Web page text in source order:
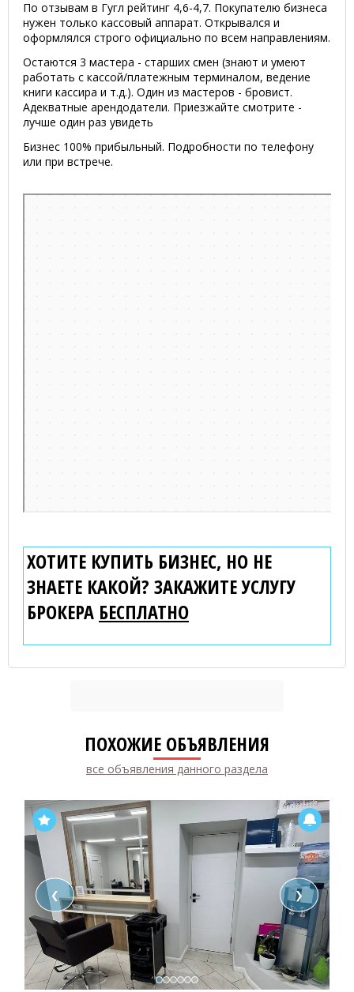
По отзывам в Гугл рейтинг 4,6-4,7. Покупателю бизнеса
нужен только кассовый аппарат. Открывался и
оформлялся строго официально по всем направлениям.
Остаются 3 мастера - старших смен (знают и умеют
работать с кассой/платежным терминалом, ведение
книги кассира и т.д.). Один из мастеров - бровист.
Адекватные арендодатели. Приезжайте смотрите -
лучше один раз увидеть
Бизнес 100% прибыльный. Подробности по телефону
или при встрече.
ХОТИТЕ КУПИТЬ БИЗНЕС, НО НЕ
ЗНАЕТЕ КАКОЙ? ЗАКАЖИТЕ УСЛУГУ
БРОКЕРА БЕСПЛАТНО
ПОХОЖИЕ ОБЪЯВЛЕНИЯ
все объявления данного раздела
❮ ❯